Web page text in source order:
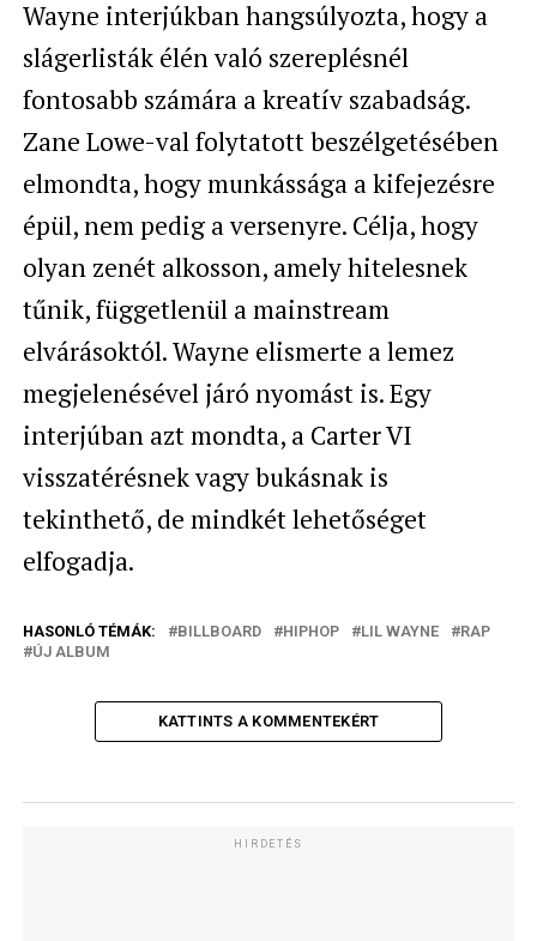
Wayne interjúkban hangsúlyozta, hogy a
slágerlisták élén való szereplésnél
fontosabb számára a kreatív szabadság.
Zane Lowe-val folytatott beszélgetésében
elmondta, hogy munkássága a kifejezésre
épül, nem pedig a versenyre. Célja, hogy
olyan zenét alkosson, amely hitelesnek
tűnik, függetlenül a mainstream
elvárásoktól. Wayne elismerte a lemez
megjelenésével járó nyomást is. Egy
interjúban azt mondta, a Carter VI
visszatérésnek vagy bukásnak is
tekinthető, de mindkét lehetőséget
elfogadja.
HASONLÓ TÉMÁK: BILLBOARD HIPHOP LIL WAYNE
RAP
ÚJ ALBUM
KATTINTS A KOMMENTEKÉRT
HIRDETÉS